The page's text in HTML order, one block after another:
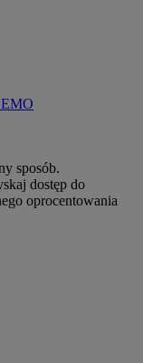
sposób.
dostęp do
oprocentowania